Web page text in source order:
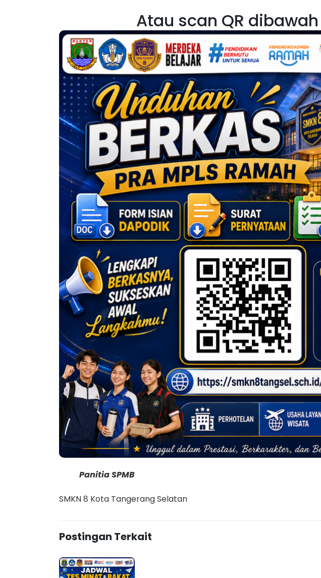
Atau scan QR
Panitia SPMB
SMKN 8 Kota Tangerang Selatan
Postingan Terkait